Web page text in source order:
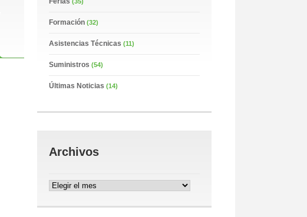
Formación (32)
Asistencias Técnicas (11)
Suministros (54)
Últimas Noticias (14)
Archivos
Archivos